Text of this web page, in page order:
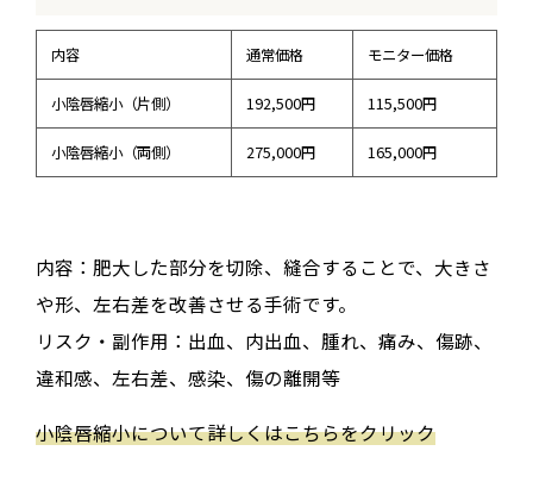
内容 通常価格 モニター価格
小陰唇縮小（片側） 192,500円 115,500円
小陰唇縮小（両側） 275,000円 165,000円
内容：肥大した部分を切除、縫合することで、大きさ
や形、左右差を改善させる手術です。
リスク・副作用：出血、内出血、腫れ、痛み、傷跡、
違和感、左右差、感染、傷の離開等
小陰唇縮小について詳しくはこちらをクリック